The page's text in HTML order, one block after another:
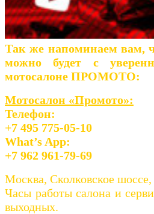
Так же напоминаем вам,
можно будет с
мотосалоне ПРОМОТО:
Мотосалон «Промото»:
Телефон:
+7 495 775-05-10
What’s App:
+7 962 961-79-69
Москва, Сколковское
Часы работы салона и
выходных.